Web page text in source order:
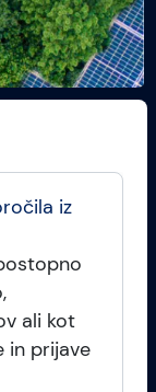
iz
ali kot
in prijave